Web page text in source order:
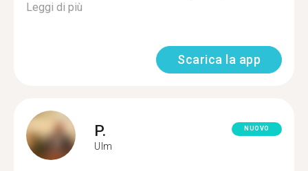
Leggi di più
Scarica la app
P.
Ulm
NUOVO